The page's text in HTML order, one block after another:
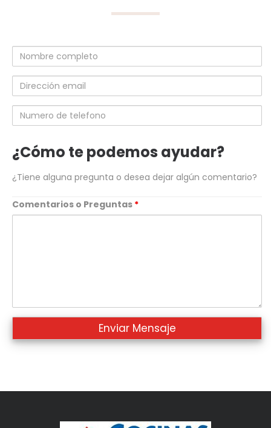
Nombre
completo
Dirección
email
Numero
de
¿Cómo te podemos ayudar?
¿Tiene alguna pregunta o desea dejar algún comentario?
Comentarios o Preguntas *